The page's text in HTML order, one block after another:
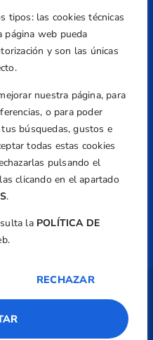
tipos: las cookies técnicas
página web pueda
y son las únicas
nuestra página, para
o para poder
búsquedas, gustos e
todas estas cookies
pulsando el
clicando en el apartado
.
la POLÍTICA DE
RECHAZAR
799
TecnoQuatre